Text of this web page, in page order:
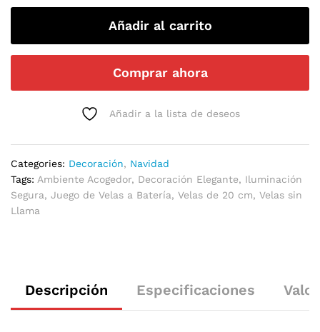
Añadir al carrito
Comprar ahora
Añadir a la lista de deseos
Categories: Decoración, Navidad
Tags: Ambiente Acogedor, Decoración Elegante, Iluminación
Segura, Juego de Velas a Batería, Velas de 20 cm, Velas sin
Llama
Descripción Especificaciones